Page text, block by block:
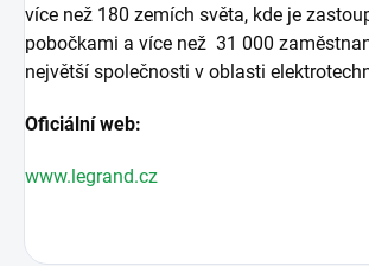
více než 180 zemích světa, kde je
pobočkami a více než 31 000
největší společnosti v oblasti
Oficiální web:
www.legrand.cz